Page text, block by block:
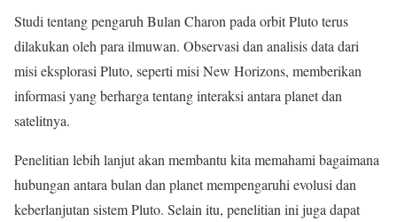
Studi tentang pengaruh Bulan Charon pada orbit Pluto terus
dilakukan oleh para ilmuwan. Observasi dan analisis data dari
misi eksplorasi Pluto, seperti misi New Horizons, memberikan
informasi yang berharga tentang interaksi antara planet dan
satelitnya.
Penelitian lebih lanjut akan membantu kita memahami bagaimana
hubungan antara bulan dan planet mempengaruhi evolusi dan
keberlanjutan sistem Pluto. Selain itu, penelitian ini juga dapat